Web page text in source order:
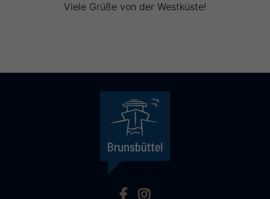
Viele Grüße von der Westküste!